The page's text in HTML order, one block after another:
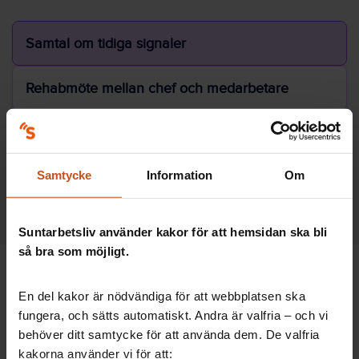
Samtycke Information Om
Suntarbetsliv använder kakor för att hemsidan ska bli
så bra som möjligt.
En del kakor är nödvändiga för att webbplatsen ska
fungera, och sätts automatiskt. Andra är valfria – och vi
behöver ditt samtycke för att använda dem. De valfria
kakorna använder vi för att:
Samtal om tidiga signaler
Rehabmöte mellan chef och medarbetare
Rehabmöte med fler inblandade
Avstämningsmöte med Försäkringskassan
Ha regelbunden kontakt
När en medarbetare blir sjukfrånvarande är det
viktigt att ha kontakt i ett tidigt skede och signalera